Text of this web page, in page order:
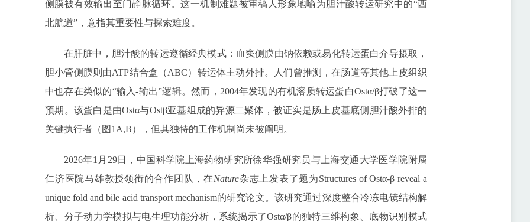
侧膜被有效输出至门静脉循环。这一机制难题被审稿人形象地喻为胆汁酸转运研究中的“西
北航道”，意指其重要性与探索难度。
在肝脏中，胆汁酸的转运遵循经典模式：血窦侧膜由钠依赖或易化转运蛋白介导摄取，
胆小管侧膜则由ATP结合盒（ABC）转运体主动外排。人们曾推测，在肠道等其他上皮组织
中也存在类似的“输入-输出”逻辑。然而，2004年发现的有机溶质转运蛋白Ostα/β打破了这一
预期。该蛋白是由Ostα与Ostβ亚基组成的异源二聚体，被证实是肠上皮基底侧胆汁酸外排的
关键执行者（图1A,B），但其独特的工作机制尚未被阐明。
2026年1月29日，中国科学院上海药物研究所徐华强研究员与上海交通大学医学院附属
仁济医院马雄教授领衔的合作团队，在Nature杂志上发表了题为Structures of Ostα-β reveal a
unique fold and bile acid transport mechanism的研究论文。该研究通过深度整合冷冻电镜结构解
析、分子动力学模拟与电生理功能分析，系统揭示了Ostα/β的独特三维构象、底物识别模式